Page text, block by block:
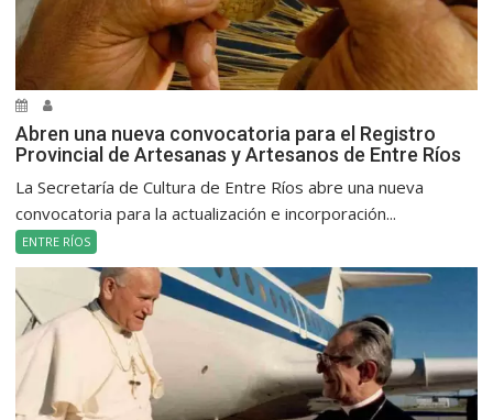
Abren una nueva convocatoria para el Registro
Provincial de Artesanas y Artesanos de Entre Ríos
La Secretaría de Cultura de Entre Ríos abre una nueva
convocatoria para la actualización e incorporación...
ENTRE RÍOS